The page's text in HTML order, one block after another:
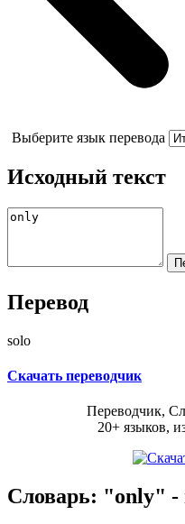
Выберите язык перевода
Исходный текст
Перевод
solo
Скачать переводчик
Переводчик,
20+ языков,
Словарь: "only" -